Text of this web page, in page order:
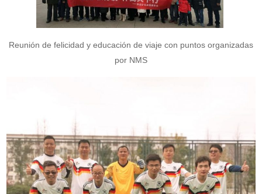
Reunión de felicidad y educación de viaje con puntos organizadas
por NMS